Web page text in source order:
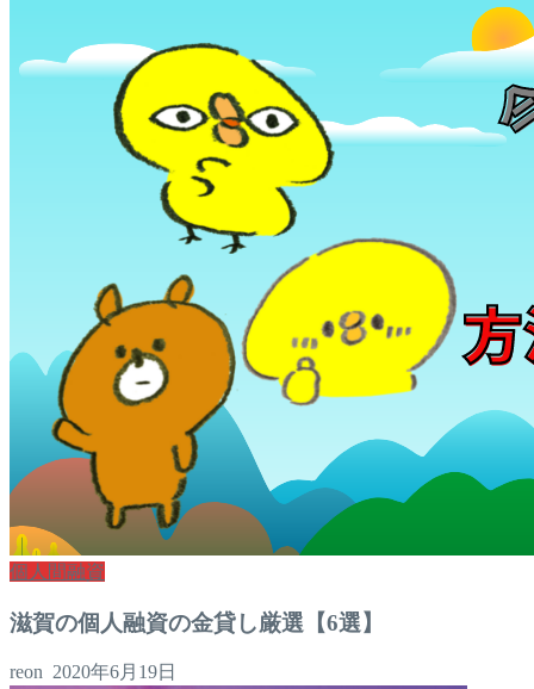
個人間融資
滋賀の個人融資の金貸し厳選【6選】
reon 2020年6月19日